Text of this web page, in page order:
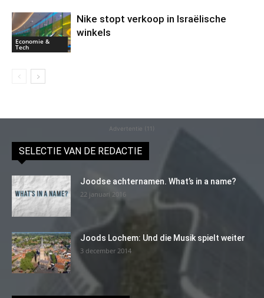
Economie &
Tech
Nike stopt verkoop in Israëlische
winkels
Advertentie (11)
SELECTIE VAN DE REDACTIE
Joodse achternamen. What’s in a name?
22 januari 2016
Joods Lochem: Und die Musik spielt weiter
3 december 2014